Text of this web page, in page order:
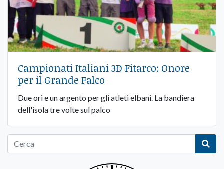
Campionati Italiani 3D Fitarco: Onore
per il Grande Falco
Due ori e un argento per gli atleti elbani. La bandiera
dell'isola tre volte sul palco